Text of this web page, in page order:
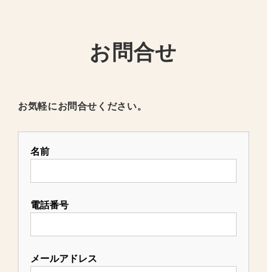
お問合せ
お気軽にお問合せください。
名前
電話番号
メールアドレス